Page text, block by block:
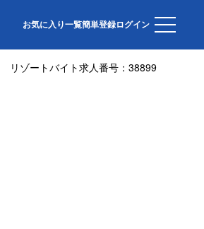
お気に入り一覧簡単登録ログイン
リゾートバイト求人番号： 38899